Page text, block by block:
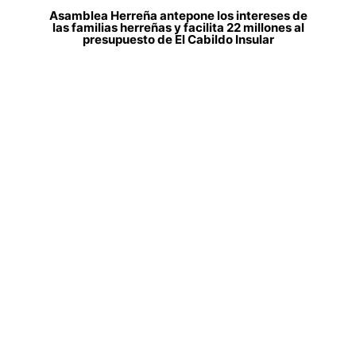
Asamblea Herreña antepone los intereses de
las familias herreñas y facilita 22 millones al
presupuesto de El Cabildo Insular